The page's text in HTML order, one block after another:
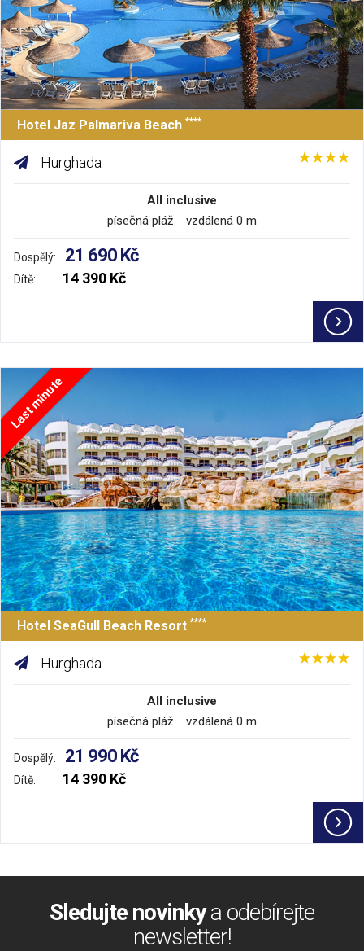
Hotel Jaz Palmariva Beach ****
Hurghada
All inclusive
písečná pláž vzdálená 0 m
Dospělý: 21 690 Kč
Dítě: 14 390 Kč
Last minute
Hotel SeaGull Beach Resort ****
Hurghada
All inclusive
písečná pláž vzdálená 0 m
Dospělý: 21 990 Kč
Dítě: 14 390 Kč
Sledujte novinkya odebírejte
newsletter!